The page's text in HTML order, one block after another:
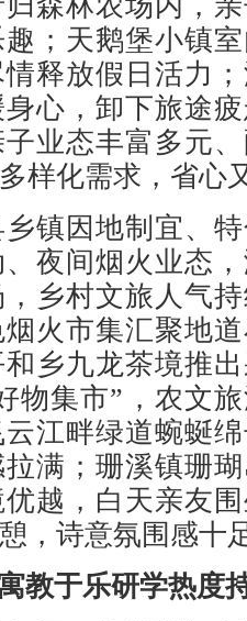
森林农场内，
；天鹅堡小镇
释放假日活力
心，卸下旅途
业态丰富多元
样化需求，省心
因地制宜、特
夜间烟火业态
乡村文旅人气
火市集汇聚地
乡九龙茶境推
物集市”，农文
江畔绿道蜿蜒
满；珊溪镇珊
越，白天亲友
，诗意氛围感十
教于乐研学热度